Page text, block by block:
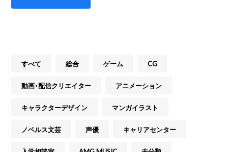
すべて 総合 ゲーム CG
動画・配信クリエイター アニメーション
キャラクターデザイン マンガイラスト
ノベルス文芸 声優 キャリアセンター